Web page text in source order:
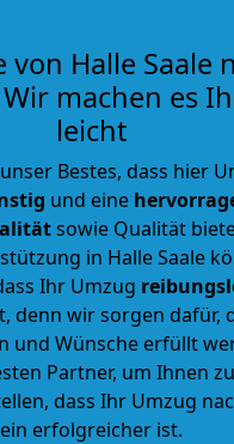
von Halle Saale
machen es
leicht
Bestes, dass hier
und eine
sowie Qualität
in Halle Saale
Ihr Umzug
denn wir sorgen dafür,
und Wünsche erfüllt
Partner, um Ihnen
dass Ihr Umzug
ein erfolgreicher ist.